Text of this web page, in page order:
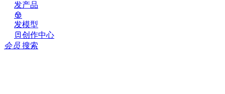
发产品
发模型
创作中心
会员 搜索